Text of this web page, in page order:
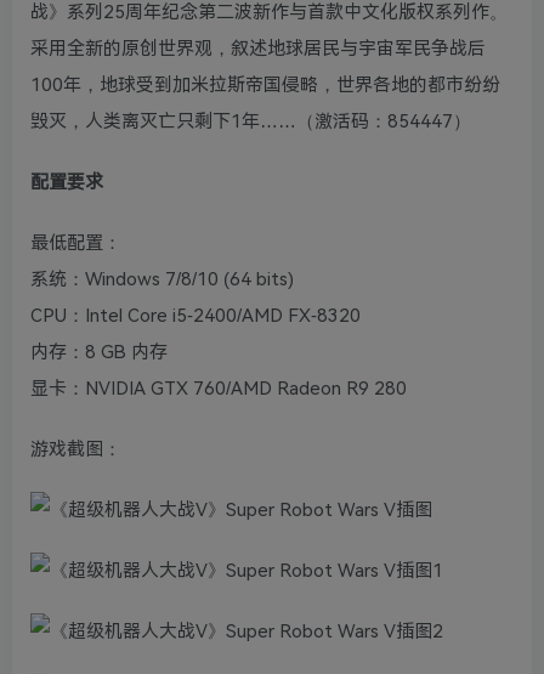
战》系列25周年纪念第二波新作与首款中文化版权系列作。
采用全新的原创世界观，叙述地球居民与宇宙军民争战后
100年，地球受到加米拉斯帝国侵略，世界各地的都市纷纷
毁灭，人类离灭亡只剩下1年……（激活码：854447）
配置要求
最低配置：
系统：Windows 7/8/10 (64 bits)
CPU：Intel Core i5-2400/AMD FX-8320
内存：8 GB 内存
显卡：NVIDIA GTX 760/AMD Radeon R9 280
游戏截图：